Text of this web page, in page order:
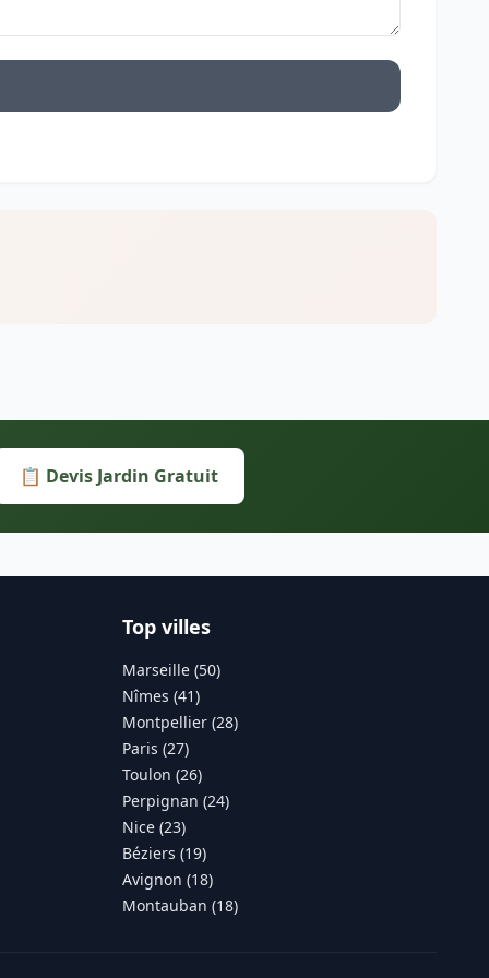
📋 Devis Jardin Gratuit
Top villes
Marseille (50)
Nîmes (41)
Montpellier (28)
Paris (27)
Toulon (26)
Perpignan (24)
Nice (23)
Béziers (19)
Avignon (18)
Montauban (18)